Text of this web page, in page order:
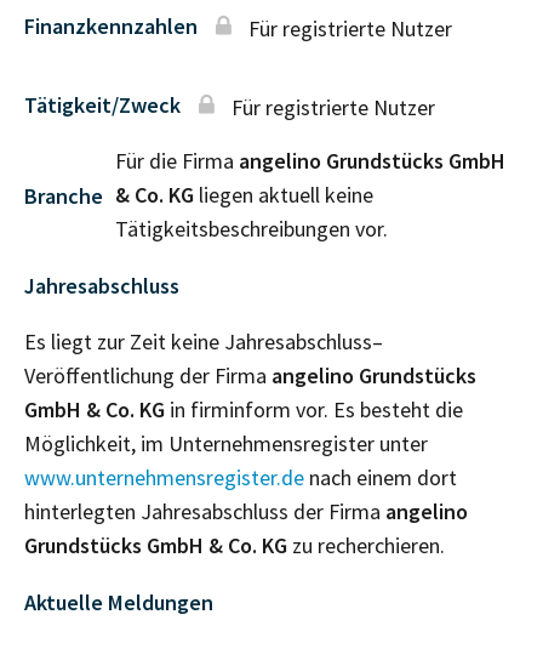
Finanzkennzahlen Für registrierte Nutzer
Tätigkeit/Zweck Für registrierte Nutzer
Branche
Für die Firma angelino Grundstücks GmbH
& Co. KG liegen aktuell keine
Tätigkeitsbeschreibungen vor.
Jahresabschluss
Es liegt zur Zeit keine Jahresabschluss–
Veröffentlichung der Firma angelino Grundstücks
GmbH & Co. KG in firminform vor. Es besteht die
Möglichkeit, im Unternehmensregister unter
www.unternehmensregister.de nach einem dort
hinterlegten Jahresabschluss der Firma angelino
Grundstücks GmbH & Co. KG zu recherchieren.
Aktuelle Meldungen